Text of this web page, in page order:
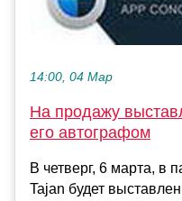
14:00, 04 Мар
На продажу
его автографом
В четверг, 6 марта, в
Tajan будет